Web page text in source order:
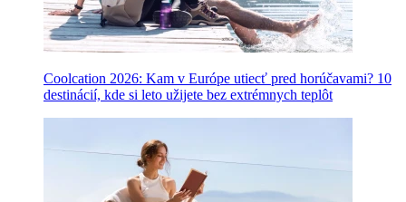
Coolcation 2026: Kam v Európe utiecť pred horúčavami? 10
destinácií, kde si leto užijete bez extrémnych teplôt